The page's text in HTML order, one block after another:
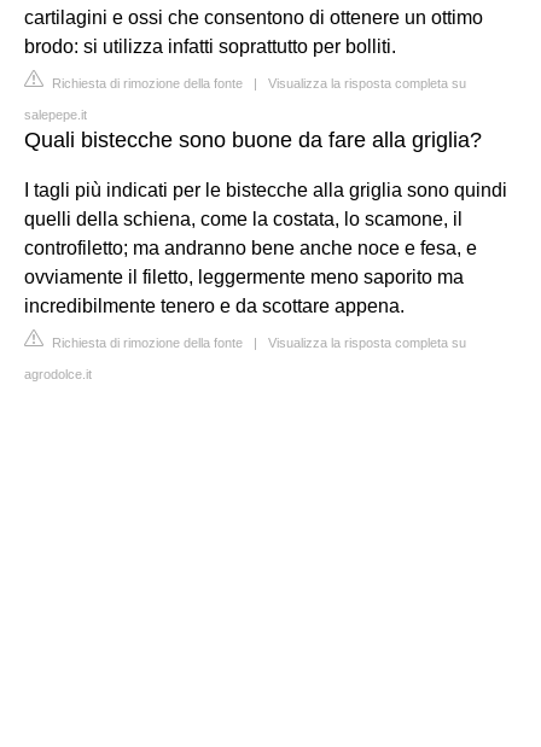
cartilagini e ossi che consentono di ottenere un ottimo
brodo: si utilizza infatti soprattutto per bolliti.
Richiesta di rimozione della fonte | Visualizza la risposta completa su
salepepe.it
Quali bistecche sono buone da fare alla griglia?
I tagli più indicati per le bistecche alla griglia sono quindi
quelli della schiena, come la costata, lo scamone, il
controfiletto; ma andranno bene anche noce e fesa, e
ovviamente il filetto, leggermente meno saporito ma
incredibilmente tenero e da scottare appena.
Richiesta di rimozione della fonte | Visualizza la risposta completa su
agrodolce.it